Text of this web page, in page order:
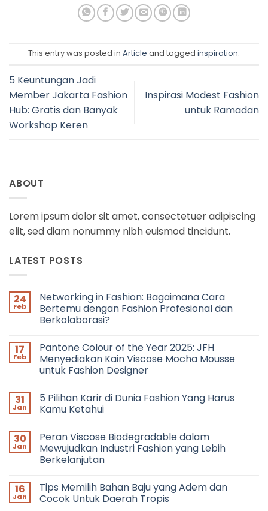
This entry was posted in Article and tagged inspiration.
5 Keuntungan Jadi
Member Jakarta Fashion
Hub: Gratis dan Banyak
Workshop Keren
Inspirasi Modest Fashion
untuk Ramadan
ABOUT
Lorem ipsum dolor sit amet, consectetuer adipiscing
elit, sed diam nonummy nibh euismod tincidunt.
LATEST POSTS
24
Feb
Networking in Fashion: Bagaimana Cara
Bertemu dengan Fashion Profesional dan
Berkolaborasi?
on
Networking
in
Fashion:
Bertemu
dengan
Fashion
Berkolaborasi?
17
Feb
Pantone Colour of the Year 2025: JFH
Menyediakan Kain Viscose Mocha Mousse
untuk Fashion Designer
on
Pantone
Colour
Year
2025:
JFH
Menyediakan
Mocha
Mousse
untuk
31
Jan
5 Pilihan Karir di Dunia Fashion Yang Harus
Kamu Ketahui
on
5
Pilihan
Karir
Fashion
Yang
Harus
30
Jan
Peran Viscose Biodegradable dalam
Mewujudkan Industri Fashion yang Lebih
Berkelanjutan
on
Peran
Viscose
16
Jan
Tips Memilih Bahan Baju yang Adem dan
Cocok Untuk Daerah Tropis